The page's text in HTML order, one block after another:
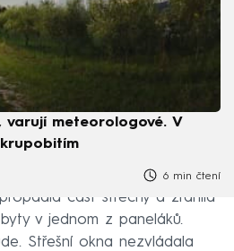
varují meteorologové. V
6 min čtení
část střechy a zranila
v jednom z paneláků.
Střešní okna nezvládala